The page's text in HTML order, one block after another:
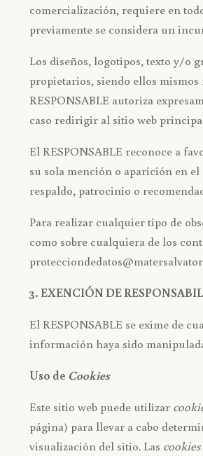
comercialización, requiere en
previamente se considera un
Los diseños, logotipos, texto y/o
propietarios, siendo ellos
RESPONSABLE autoriza
caso redirigir al sitio web
El RESPONSABLE reconoce a
su sola mención o aparición en
respaldo, patrocinio o
Para realizar cualquier tipo de
como sobre cualquiera de los
3. EXENCIÓN DE
El RESPONSABLE se exime de
información haya sido
Uso de Cookies
Este sitio web puede utilizar
página) para llevar a cabo
visualización del sitio. Las cookies